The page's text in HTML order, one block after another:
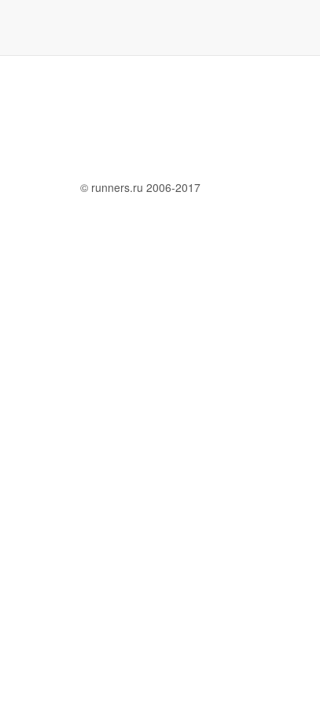
© runners.ru 2006-2017